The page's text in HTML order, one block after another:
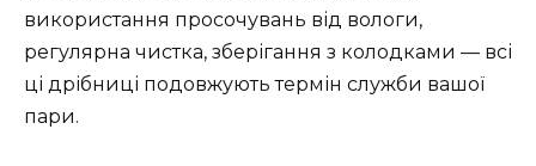
використання просочувань від вологи,
регулярна чистка, зберігання з колодками — всі
ці дрібниці подовжують термін служби вашої
пари.